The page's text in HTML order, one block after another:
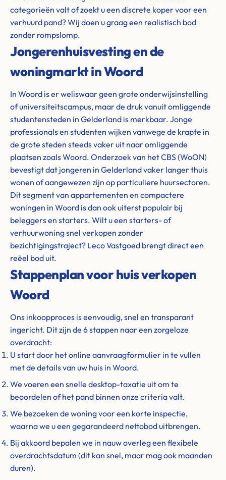
categorieën valt of zoekt u een discrete koper voor een
verhuurd pand? Wij doen u graag een realistisch bod
zonder rompslomp.
Jongerenhuisvesting en de
woningmarkt in Woord
In Woord is er weliswaar geen grote onderwijsinstelling
of universiteitscampus, maar de druk vanuit omliggende
studentensteden in Gelderland is merkbaar. Jonge
professionals en studenten wijken vanwege de krapte in
de grote steden steeds vaker uit naar omliggende
plaatsen zoals Woord. Onderzoek van het CBS (WoON)
bevestigt dat jongeren in Gelderland vaker langer thuis
wonen of aangewezen zijn op particuliere huursectoren.
Dit segment van appartementen en compactere
woningen in Woord is dan ook uiterst populair bij
beleggers en starters. Wilt u een starters- of
verhuurwoning snel verkopen zonder
bezichtigingstraject? Leco Vastgoed brengt direct een
reëel bod uit.
Stappenplan voor huis verkopen
Woord
Ons inkoopproces is eenvoudig, snel en transparant
ingericht. Dit zijn de 6 stappen naar een zorgeloze
overdracht:
U start door het online aanvraagformulier in te vullen
met de details van uw huis in Woord.
We voeren een snelle desktop-taxatie uit om te
beoordelen of het pand binnen onze criteria valt.
We bezoeken de woning voor een korte inspectie,
waarna we u een gegarandeerd nettobod uitbrengen.
Bij akkoord bepalen we in nauw overleg een flexibele
overdrachtsdatum (dit kan snel, maar mag ook maanden
duren).